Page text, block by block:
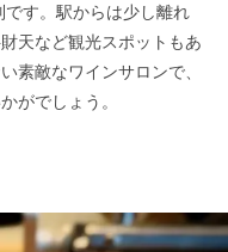
す。駅からは少し離れ
天など観光スポットもあ
素敵なワインサロンで、
がでしょう。